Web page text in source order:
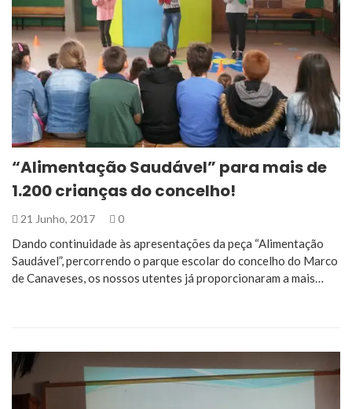
“Alimentação Saudável” para mais de
1.200 crianças do concelho!
21 Junho, 2017 0
Dando continuidade às apresentações da peça “Alimentação
Saudável”, percorrendo o parque escolar do concelho do Marco
de Canaveses, os nossos utentes já proporcionaram a mais…